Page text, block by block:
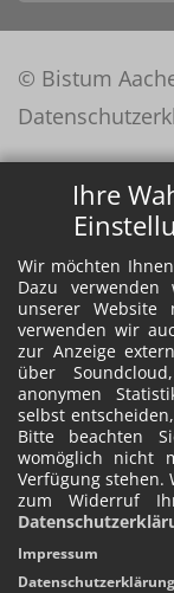
Ihre
Wir möchten
Dazu
unserer
verwenden wir
zur Anzeige
über
anonymen
selbst
Bitte beachten
womöglich nicht
Verfügung stehen.
zum Widerruf
Impressum
Datenschutzerklärung
© Bistum